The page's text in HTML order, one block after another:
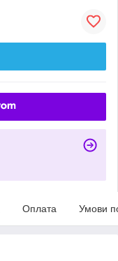
Оплата Умови